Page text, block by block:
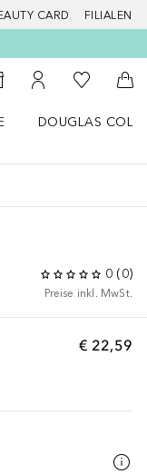
CARD FILIALEN
Storefinder
Zu Meinem
Zu Meiner
DOUGLAS
0 (0)
Preise inkl. MwSt.
€ 22,59